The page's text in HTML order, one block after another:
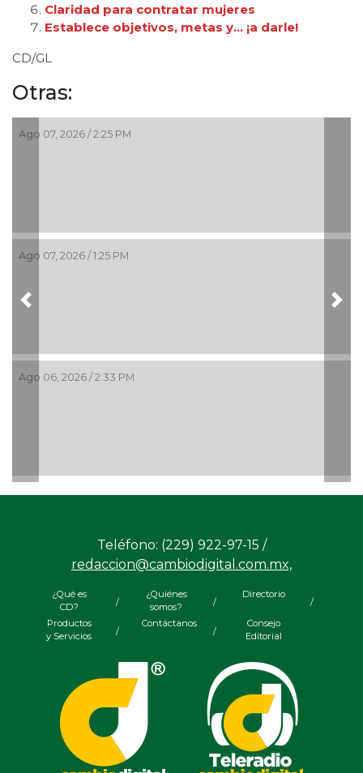
Claridad para contratar mujeres
Establece objetivos, metas y… ¡a darle!
CD/GL
Otras:
Ago 07, 2026 / 2:25 PM
Ago 07, 2026 / 1:25 PM
Ago 06, 2026 / 2:33 PM
Previous
Teléfono: (229) 922-97-15 /
redaccion@cambiodigital.com.mx,
¿Qué es
CD?
/
¿Quiénes
somos?
/
Directorio
/
Productos
y Servicios
/
Contáctanos
/
Consejo
Editorial